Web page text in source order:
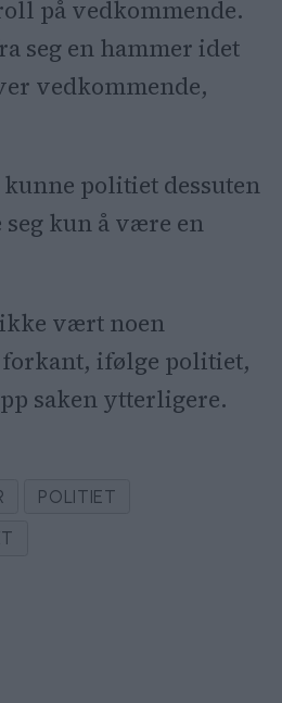
på vedkommende.
seg en hammer idet
vedkommende,
politiet dessuten
seg kun å være en
vært noen
ifølge politiet,
saken ytterligere.
POLITIET